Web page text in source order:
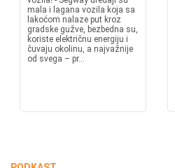
mala i lagana vozila koja sa
lakoćom nalaze put kroz
gradske gužve, bezbedna su,
koriste električnu energiju i
čuvaju okolinu, a najvažnije
od svega – pr...